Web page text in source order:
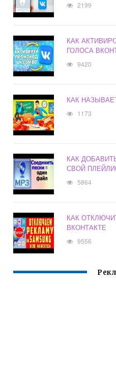
2199
КАК
ГОЛОСА
9420
КАК
1173
КАК
СВОЙ
5864
КАК
ВКОНТАКТЕ
9556